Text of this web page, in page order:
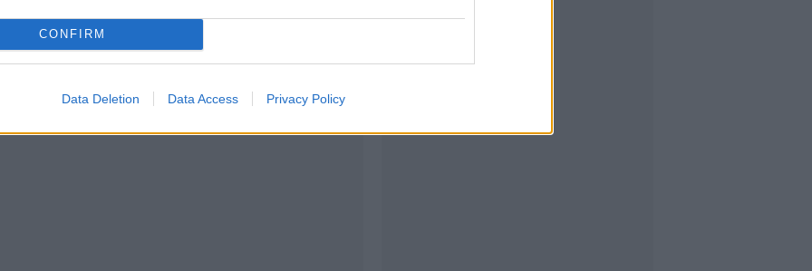
CONFIRM
Data Deletion Data Access Privacy Policy